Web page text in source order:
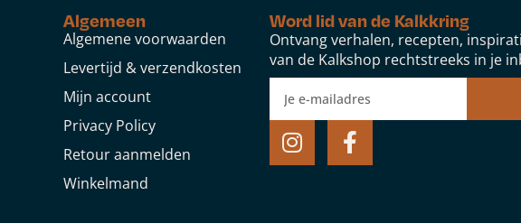
Algemeen
Algemene voorwaarden
Levertijd & verzendkosten
Mijn account
Privacy Policy
Retour aanmelden
Winkelmand
Word lid van de Kalkkring
Ontvang verhalen, recepten,
van de Kalkshop rechtstreeks in je